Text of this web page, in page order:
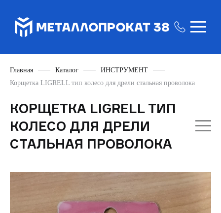
Главная Каталог
ИНСТРУМЕНТ
Корщетка LIGRELL тип колесо для дрели стальная проволока
КОРЩЕТКА LIGRELL ТИП
КОЛЕСО ДЛЯ ДРЕЛИ
СТАЛЬНАЯ ПРОВОЛОКА